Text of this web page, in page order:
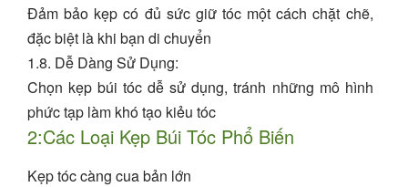
Đảm bảo kẹp có đủ sức giữ tóc một cách chặt chẽ,
đặc biệt là khi bạn di chuyển
1.8. Dễ Dàng Sử Dụng:
Chọn kẹp búi tóc dễ sử dụng, tránh những mô hình
phức tạp làm khó tạo kiẻu tóc
2:Các Loại Kẹp Búi Tóc Phổ Biến
Kẹp tóc càng cua bản lớn